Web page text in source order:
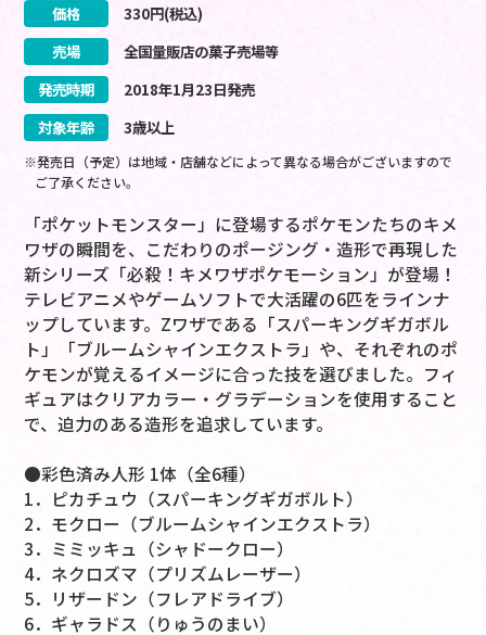
価格 330円(税込)
売場
全国量販店の菓子売場等
発売時期
2018年1月23日発売
対象年齢
3歳以上
※発売日（予定）は地域・店舗などによって異なる場合がございますので
ご了承ください。
「ポケットモンスター」に登場するポケモンたちのキメ
ワザの瞬間を、こだわりのポージング・造形で再現した
新シリーズ「必殺！キメワザポケモーション」が登場！
テレビアニメやゲームソフトで大活躍の6匹をラインナ
ップしています。Zワザである「スパーキングギガボル
ト」「ブルームシャインエクストラ」や、それぞれのポ
ケモンが覚えるイメージに合った技を選びました。フィ
ギュアはクリアカラー・グラデーションを使用すること
で、迫力のある造形を追求しています。
●彩色済み人形 1体（全6種）
1．ピカチュウ（スパーキングギガボルト）
2．モクロー（ブルームシャインエクストラ）
3．ミミッキュ（シャドークロー）
4．ネクロズマ（プリズムレーザー）
5．リザードン（フレアドライブ）
6．ギャラドス（りゅうのまい）